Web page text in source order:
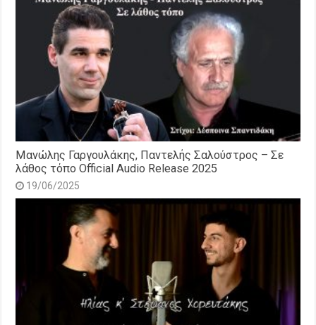
Μανώλης Γαργουλάκης, Παντελής Σαλούστρος – Σε
λάθος τόπο Official Audio Release 2025
19/06/2025